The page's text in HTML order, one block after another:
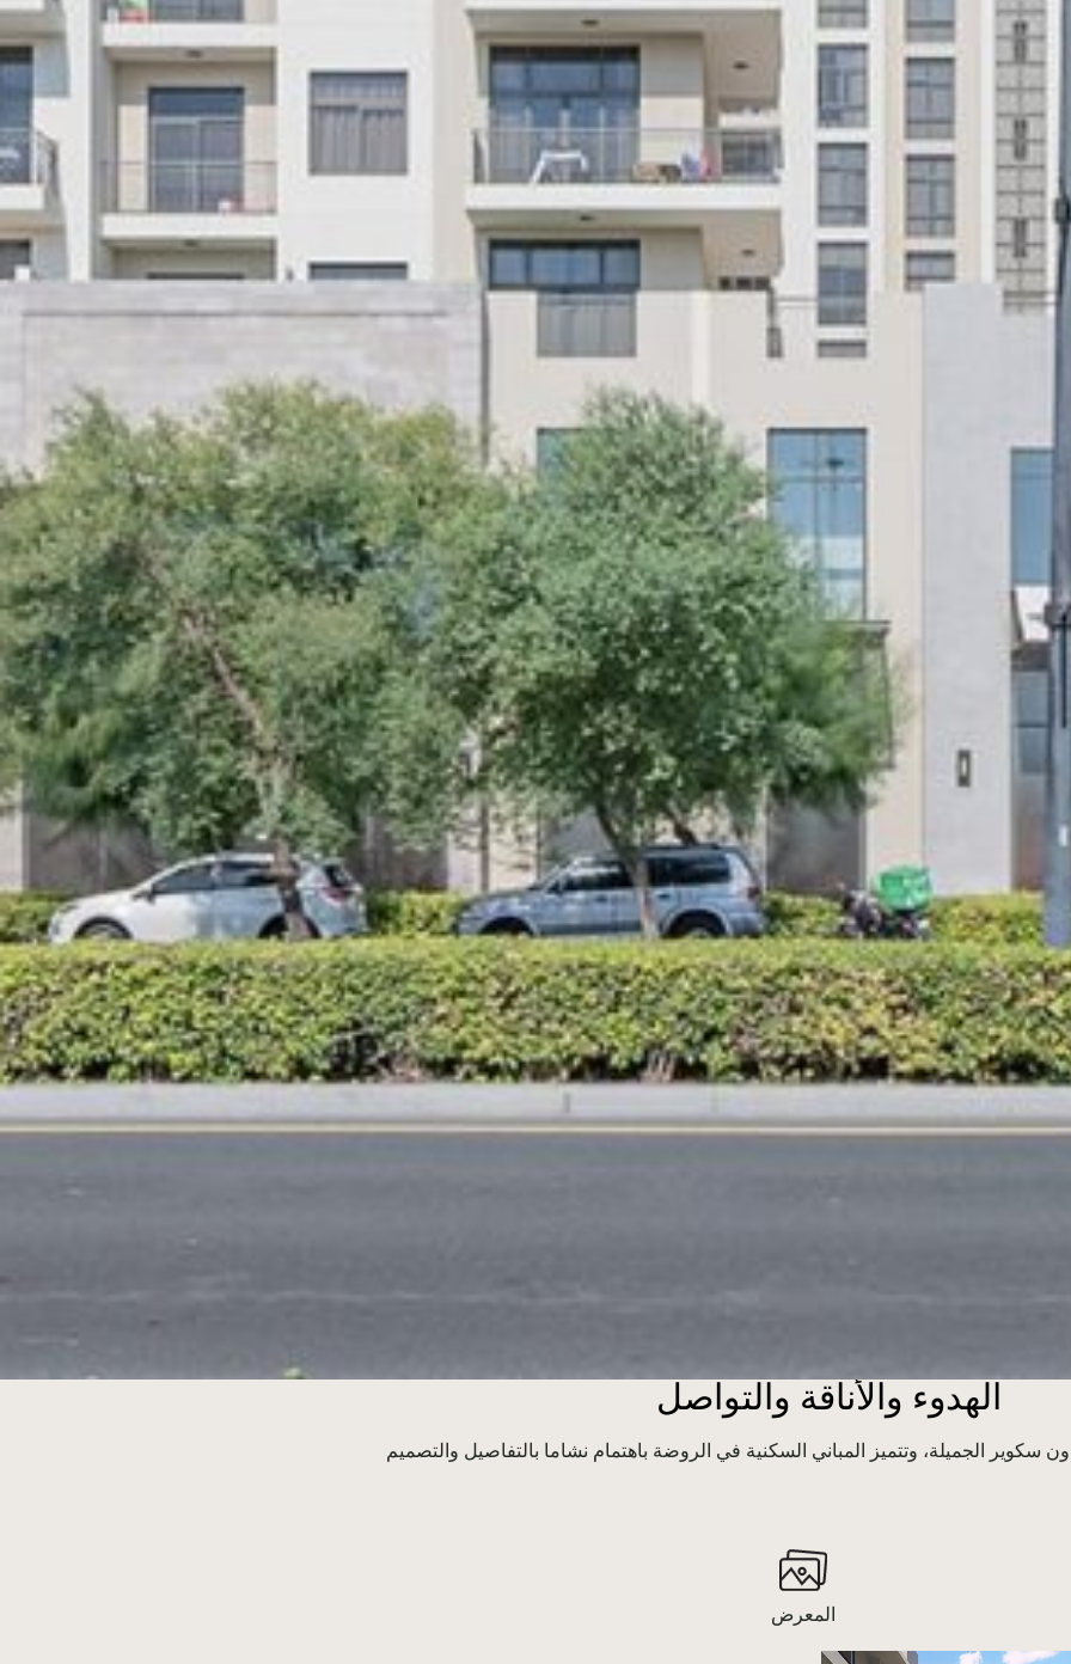
الهدوء والأناقة والتواصل
سكوير الجميلة، وتتميز المباني السكنية في الروضة باهتمام نشاما بالتفاصيل والتصميم
المعرض